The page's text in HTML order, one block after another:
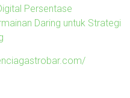
Persentase
Daring untuk Strategi